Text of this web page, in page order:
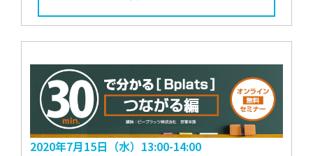
2020年7月15日（水）13:00-14:00